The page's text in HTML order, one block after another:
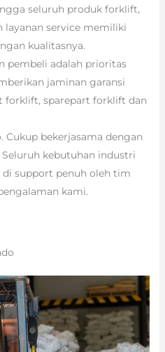
seluruh produk forklift,
layanan service memiliki
kualitasnya.
pembeli adalah prioritas
jaminan garansi
forklift, sparepart forklift dan
. Cukup bekerjasama dengan
Seluruh kebutuhan industri
di support penuh oleh tim
kami.